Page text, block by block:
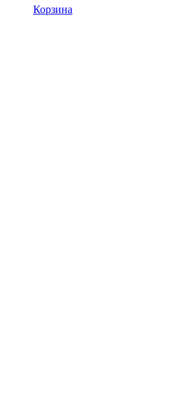
Корзина